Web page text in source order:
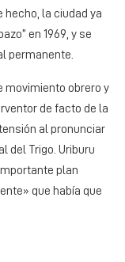
la ciudad ya
en 1969, y se
permanente.
movimiento obrero y
de facto de la
al pronunciar
del Trigo. Uriburu
plan
que había que